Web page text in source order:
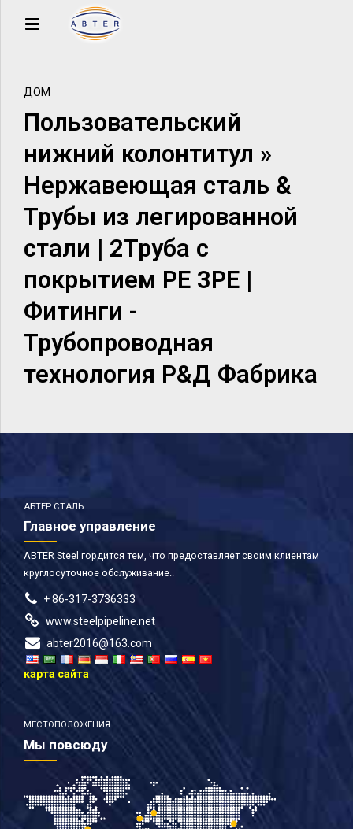
ДОМ
Пользовательский
нижний колонтитул »
Нержавеющая сталь &
Трубы из легированной
стали | 2Труба с
покрытием PE 3PE |
Фитинги -
Трубопроводная
технология Р&Д Фабрика
АБТЕР СТАЛЬ
Главное управление
ABTER Steel гордится тем, что предоставляет своим клиентам
круглосуточное обслуживание..
+ 86-317-3736333
www.steelpipeline.net
abter2016@163.com
карта сайта
МЕСТОПОЛОЖЕНИЯ
Мы повсюду